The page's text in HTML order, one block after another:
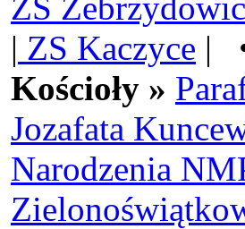
| ZS Kaczyce |
Kościoły »
Jozafata
Narodzenia